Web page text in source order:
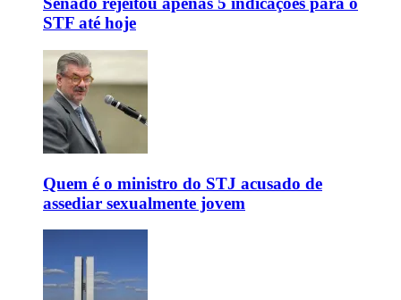
STF até hoje
Quem é o ministro do STJ acusado de
assediar sexualmente jovem